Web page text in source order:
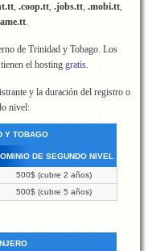
, .coop.tt, .jobs.tt, .mobi.tt,
.
de Trinidad y Tobago. Los
el hosting gratis.
y la duración del registro o
nivel:
Y TOBAGO
DE SEGUNDO NIVEL
500$ (cubre 2 años)
500$ (cubre 5 años)